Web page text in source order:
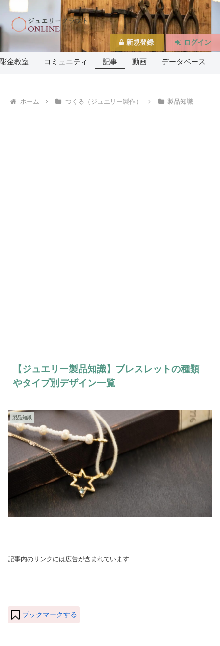
金教室 コミュニティ 記事 動画 データベース
ホーム つくる（ジュエリー製作） 製品知識
【ジュエリー製品知識】ブレスレットの種類
やタイプ別デザイン一覧
製品知識
記事内のリンクには広告が含まれています
ブックマークする
新規登録 ログイン